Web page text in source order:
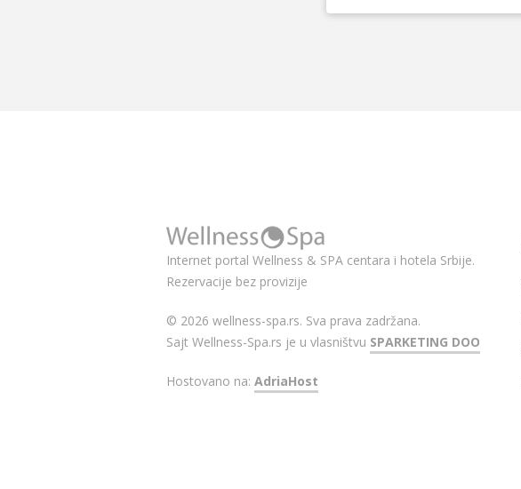
Internet portal Wellness & SPA centara i hotela Srbije.
Rezervacije bez provizije
© 2026 wellness-spa.rs. Sva prava zadržana.
Sajt Wellness-Spa.rs je u vlasništvu SPARKETING DOO
Hostovano na: AdriaHost